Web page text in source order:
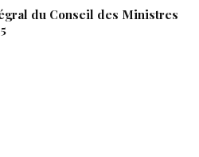
du Conseil des Ministres